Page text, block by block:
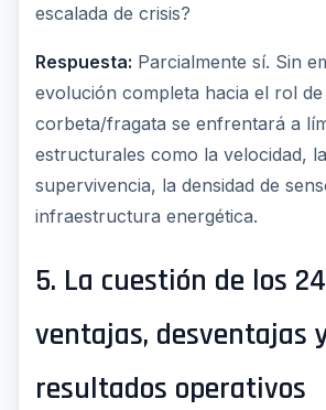
escalada de crisis?
Respuesta: Parcialmente sí. Sin
evolución completa hacia el rol de
corbeta/fragata se enfrentará a
estructurales como la velocidad,
supervivencia, la densidad de
infraestructura energética.
5. La cuestión de los
ventajas, desventajas
resultados operativos